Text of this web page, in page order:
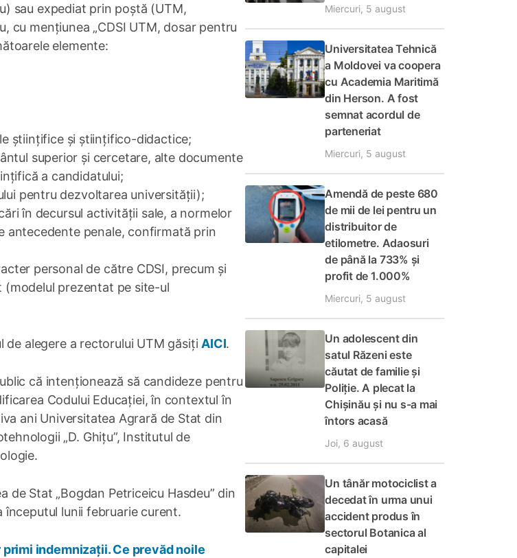
sau expediat prin poștă (UTM,
cu mențiunea „CDSI UTM, dosar pentru
elemente:
ştiinţifice şi științifico-didactice;
superior și cercetare, alte documente
a candidatului;
pentru dezvoltarea universității);
în decursul activității sale, a normelor
antecedente penale, confirmată prin
personal de către CDSI, precum și
(modelul prezentat pe site-ul
de alegere a rectorului UTM găsițiAICI.
că intenționează să candideze pentru
Codului Educației, în contextul în
ani Universitatea Agrară de Stat din
„D. Ghițu”, Institutul de
de Stat „Bogdan Petriceicu Hasdeu” din
începutul lunii februarie curent.
indemnizații. Ce prevăd noile
Miercuri, 5 august
Universitatea Tehnică
a Moldovei va coopera
cu Academia Maritimă
din Herson. A fost
semnat acordul de
parteneriat
Miercuri, 5 august
Amendă de peste 680
de mii de lei pentru un
distribuitor de
etilometre. Adaosuri
de până la 733% și
profit de 1.000%
Miercuri, 5 august
Un adolescent din
satul Răzeni este
căutat de familie și
Poliție. A plecat la
Chișinău și nu s-a mai
întors acasă
Joi, 6 august
Un tânăr motociclist a
decedat în urma unui
accident produs în
sectorul Botanica al
capitalei